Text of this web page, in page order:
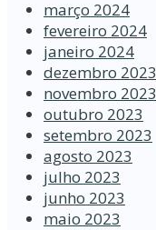
março 2024
fevereiro 2024
janeiro 2024
dezembro 2023
novembro 2023
outubro 2023
setembro 2023
agosto 2023
julho 2023
junho 2023
maio 2023